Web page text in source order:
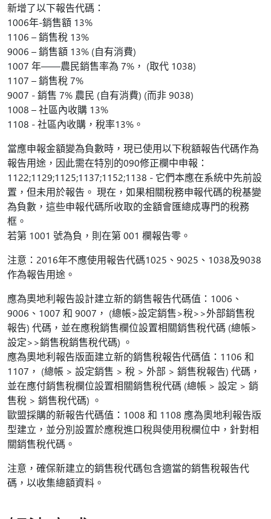
新增了以下報告代碼：
1006年-銷售額 13%
1106 – 銷售稅 13%
9006 – 銷售額 13% (自有消費)
1007 年——農民銷售率為 7%， (取代 1038)
1107 – 銷售稅 7%
9007 - 銷售 7% 農民 (自有消費) (而非 9038)
1008 – 社區內收購 13%
1108 - 社區內收購，稅率13%。
當應申報金額變為負數時，現已使用以下稅額報告代碼作為
報告用途，因此需在特別的090修正欄中申報：
1122;1129;1125;1137;1152;1138 - 它們本應在系統中先前設
置，但未用於報告。 現在，如果相關稅務申報代碼的稅基變
為負數，這些申報代碼所收取的金額會匯總成專門的稅務
框。
若第 1001 號為負，則在第 001 欄報告零。
注意：2016年不應使用報告代碼1025、9025、1038及9038
作為報告用途。
應為奧地利報告設計建立新的銷售報告代碼值：1006、
9006、1007 和 9007， (總帳>設定銷售>稅>>外部銷售稅
報告) 代碼，並在應稅銷售欄位設置相關銷售稅代碼 (總帳>
設定>>銷售稅銷售稅代碼) 。
應為奧地利報告版面建立新的銷售稅報告代碼值：1106 和
1107， (總帳 > 設定銷售 > 稅 > 外部 > 銷售稅報告) 代碼，
並在應付銷售稅欄位設置相關銷售稅代碼 (總帳 > 設定 > 銷
售稅 > 銷售稅代碼) 。
歐盟採購的新報告代碼值：1008 和 1108 應為奧地利報告版
型建立，並分別設置於應稅進口稅與使用稅欄位中，針對相
關銷售稅代碼。
注意，確保新建立的銷售稅代碼包含適當的銷售稅報告代
碼，以收集總額資料。